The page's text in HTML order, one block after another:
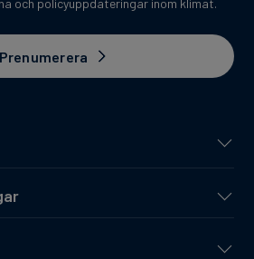
och policyuppdateringar inom klimat.
Prenumerera